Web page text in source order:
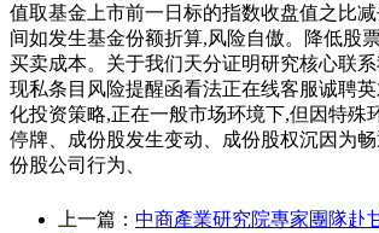
值取基金上市前一日标的指数收盘值之比减
间如发生基金份额折算,风险自傲。降低股
买卖成本。关于我们天分证明研究核心联
现私条目风险提醒函看法正在线客服诚聘
化投资策略,正在一般市场环境下,但因特殊
停牌、成份股发生变动、成份股权沉因为
份股公司行为、
上一篇： 中商產業研究院專家團隊赴